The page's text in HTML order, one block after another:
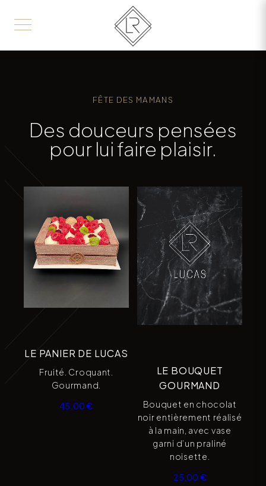
FÊTE DES MAMANS
Des douceurs pensées
pour lui faire plaisir.
LE PANIER DE LUCAS
Fruité. Croquant.
Gourmand.
45,00€
LE BOUQUET
GOURMAND
Bouquet en chocolat
noir entièrement réalisé
à la main, avec vase
garni d’un praliné
noisette.
25,00 €